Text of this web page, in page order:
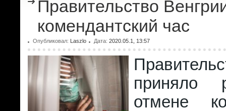
Правительство
комендантский час
Опубликовал: Laszlo Дата: 2020.05.1, 13:57
приняло
отмене